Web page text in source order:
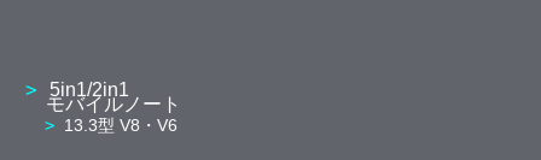
5in1/2in1
モバイルノート
13.3型 V8・V6